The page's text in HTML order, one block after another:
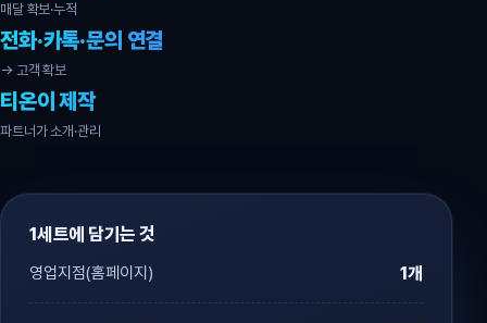
매달 확보·누적
전화·카톡·문의 연결
→ 고객 확보
티온이 제작
파트너가 소개·관리
1세트에 담기는 것
영업지점(홈페이지) 1개